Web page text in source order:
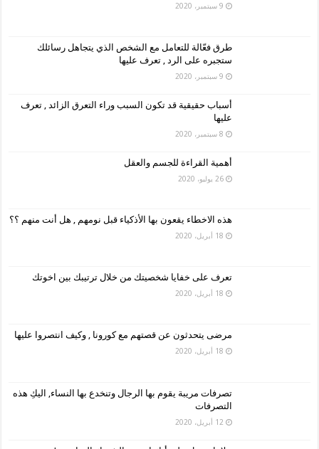
9 سبتمبر، 2020
طرق فعّالة للتعامل مع الشخص الذي يتجاهل رسائلك
ستجبره على الرد , تعرف عليها
9 سبتمبر، 2020
أسباب حقيقية قد تكون السبب وراء التعرق الزائد , تعرف
عليها
8 سبتمبر، 2020
أهمية القراءة للجسم والعقل
26 يوليو، 2020
هذه الاخطاء يقعون بها الأذكياء قبل نومهم , هل أنت منهم ؟؟
18 أبريل، 2020
تعرف على خفايا شخصيتك من خلال ترتيبك بين اخوتك
18 أبريل، 2020
مرضى يتحدثون عن قصتهم مع كورونا , وكيف انتصروا عليها
18 أبريل، 2020
تصرفات مريبة يقوم بها الرجال وتنخدع بها النساء, اليكِ هذه
التصرفات
12 أبريل، 2020